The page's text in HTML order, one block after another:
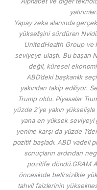
Yapay zeka alanında
yükselişini sürdüren
UnitedHealth Group ve
seviyeye ulaştı. Bu başarı
değil, küresel
ABD’deki başkanlık
yakından takip ediliyor.
Trump oldu. Piyasalar
yüzde 2’ye yakın
yana en yüksek
yenine karşı da yüzde
pozitif başladı. ABD vadeli
sonuçların ardından
pozitife döndü.GRAM
öncesinde belirsizlikle
tahvil faizlerinin